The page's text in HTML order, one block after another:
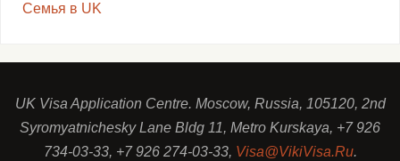
Семья в UK
UK Visa Application Centre. Moscow, Russia, 105120, 2nd
Syromyatnichesky Lane Bldg 11, Metro Kurskaya, +7 926
734-03-33, +7 926 274-03-33, Visa@VikiVisa.Ru.